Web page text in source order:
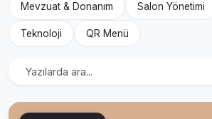
Mevzuat & Donanım Salon Yönetimi
Teknoloji QR Menü